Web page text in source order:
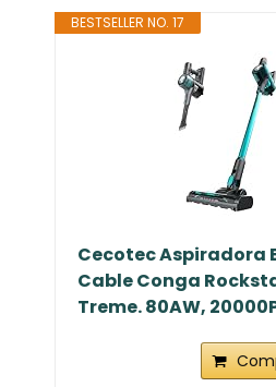
BESTSELLER NO. 17
Cecotec Aspiradora
Cable Conga
Treme. 80AW,